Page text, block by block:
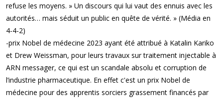
refuse les moyens. » Un discours qui lui vaut des ennuis avec les
autorités… mais séduit un public en quête de vérité. » (Média en
4-4-2)
-prix Nobel de médecine 2023 ayant été attribué à Katalin Kariko
et Drew Weissman, pour leurs travaux sur traitement injectable à
ARN messager, ce qui est un scandale absolu et corruption de
l’industrie pharmaceutique. En effet c'est un prix Nobel de
médecine pour des apprentis sorciers grassement financés par